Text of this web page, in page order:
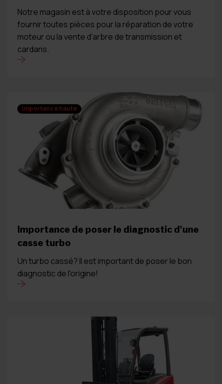
Notre magasin est à votre disposition pour vous
fournir toutes pièces pour la réparation de votre
moteur ou la vente d'arbre de transmission et
cardans.
Importance haute
Importance de poser le diagnostic d'une
casse turbo
Un turbo cassé? Il est important de poser le bon
diagnostic de l'origine!